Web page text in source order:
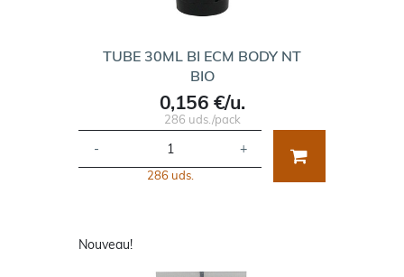
TUBE 30ML BI ECM BODY NT
BIO
0,156 €/u.
286 uds./pack
- +
286 uds.
Nouveau!